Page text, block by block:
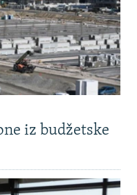
iz budžetske